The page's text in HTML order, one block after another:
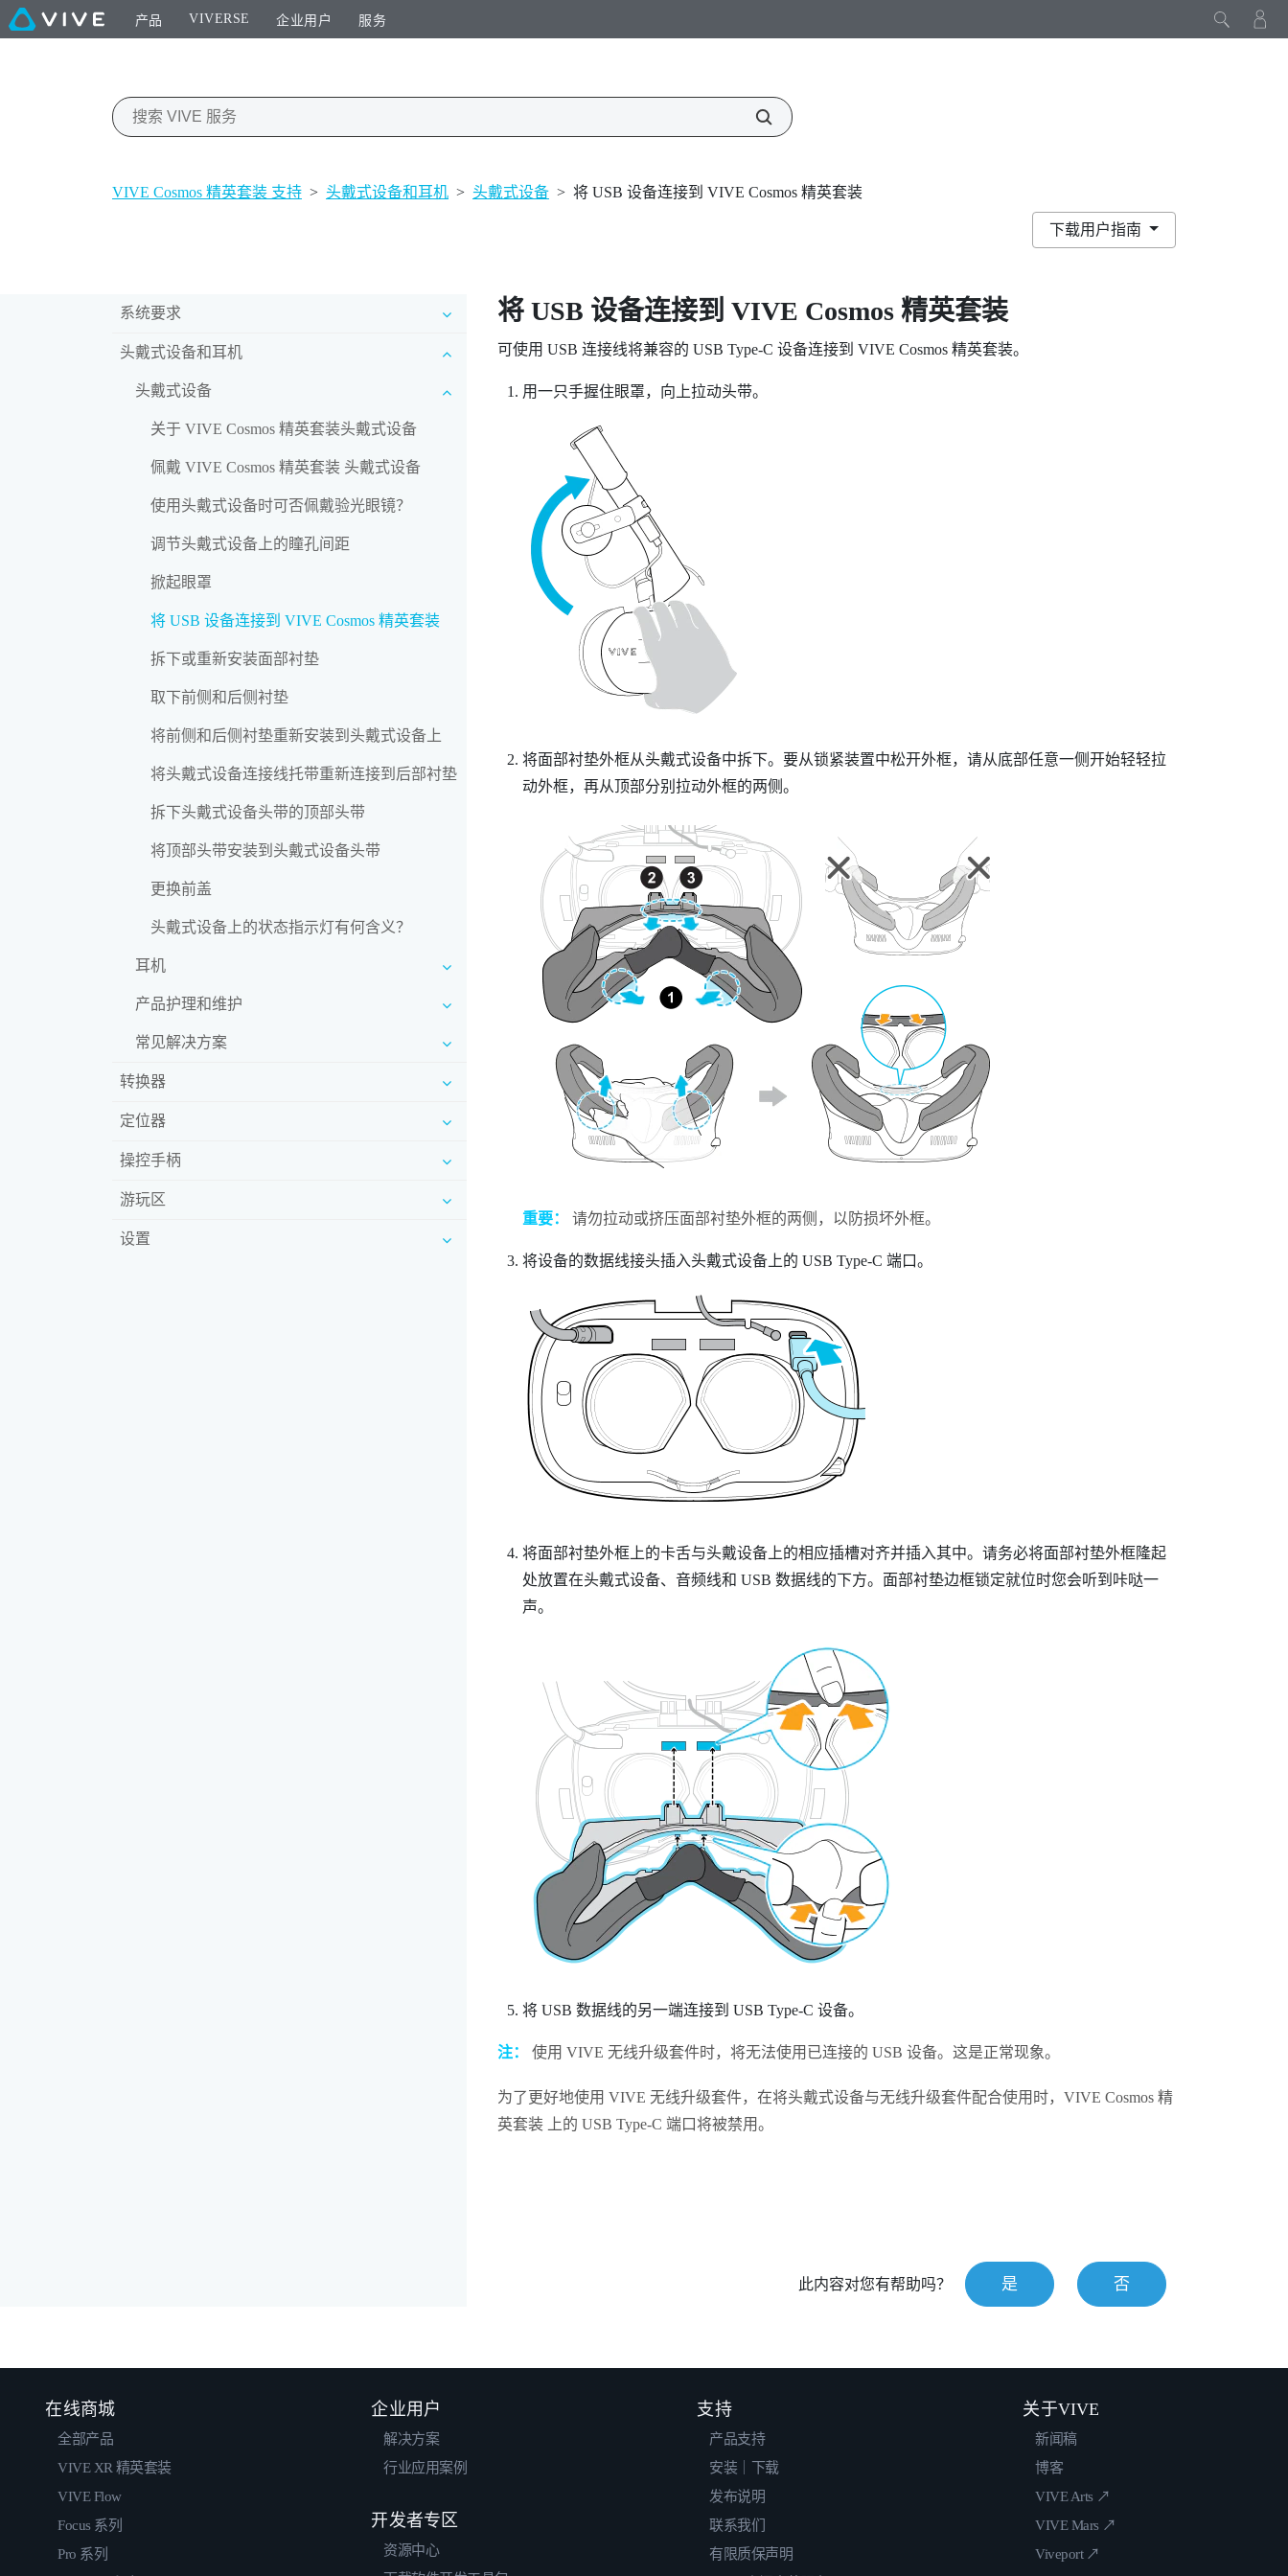
产品 VIVERSE 企业用户 服务
VIVE Cosmos 精英套装 支持 > 头戴式设备和耳机 > 头戴式设备 > 将 USB 设备连接到 VIVE Cosmos 精英套装
下载用户指南
系统要求
头戴式设备和耳机
头戴式设备
关于 VIVE Cosmos 精英套装头戴式设备
佩戴 VIVE Cosmos 精英套装 头戴式设备
使用头戴式设备时可否佩戴验光眼镜？
调节头戴式设备上的瞳孔间距
掀起眼罩
将 USB 设备连接到 VIVE Cosmos 精英套装
拆下或重新安装面部衬垫
取下前侧和后侧衬垫
将前侧和后侧衬垫重新安装到头戴式设备上
将头戴式设备连接线托带重新连接到后部衬垫
拆下头戴式设备头带的顶部头带
将顶部头带安装到头戴式设备头带
更换前盖
头戴式设备上的状态指示灯有何含义？
耳机
产品护理和维护
常见解决方案
转换器
定位器
操控手柄
游玩区
设置
将 USB 设备连接到 VIVE Cosmos 精英套装
可使用 USB 连接线将兼容的 USB Type-C 设备连接到 VIVE Cosmos 精英套装。
用一只手握住眼罩，向上拉动头带。
将面部衬垫外框从头戴式设备中拆下。要从锁紧装置中松开外框，请从底部任意一侧开始轻轻拉
动外框，再从顶部分别拉动外框的两侧。
重要： 请勿拉动或挤压面部衬垫外框的两侧，以防损坏外框。
将设备的数据线接头插入头戴式设备上的 USB Type-C 端口。
将面部衬垫外框上的卡舌与头戴设备上的相应插槽对齐并插入其中。请务必将面部衬垫外框隆起
处放置在头戴式设备、音频线和 USB 数据线的下方。面部衬垫边框锁定就位时您会听到咔哒一
声。
将 USB 数据线的另一端连接到 USB Type-C 设备。
注： 使用 VIVE 无线升级套件时，将无法使用已连接的 USB 设备。这是正常现象。
为了更好地使用 VIVE 无线升级套件，在将头戴式设备与无线升级套件配合使用时， VIVE Cosmos 精
英套装上的 USB Type-C 端口将被禁用。
此内容对您有帮助吗？ 是 否
在线商城
全部产品
VIVE XR 精英套装
VIVE Flow
Focus 系列
Pro 系列
企业用户
解决方案
行业应用案例
开发者专区
资源中心
支持
产品支持
安装｜下载
发布说明
联系我们
有限质保声明
关于VIVE
新闻稿
博客
VIVE Arts ↗
VIVE Mars ↗
Viveport ↗